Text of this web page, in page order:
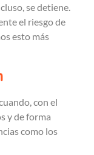
se detiene.
el riesgo de
esto más
con el
y de forma
como los